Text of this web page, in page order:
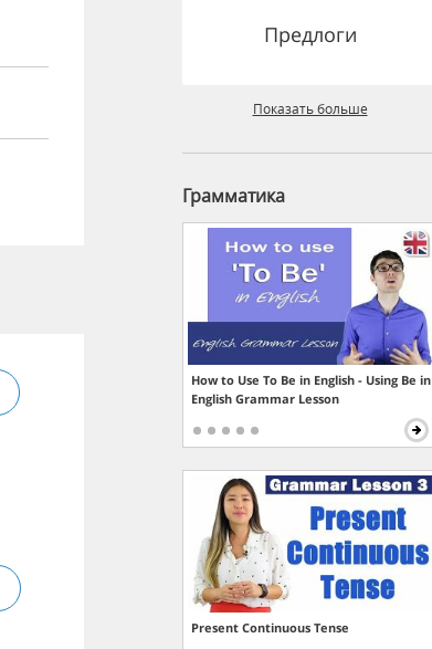
Предлоги
Показать больше
Грамматика
How to Use To Be in English - Using Be in
English Grammar Lesson
Present Continuous Tense